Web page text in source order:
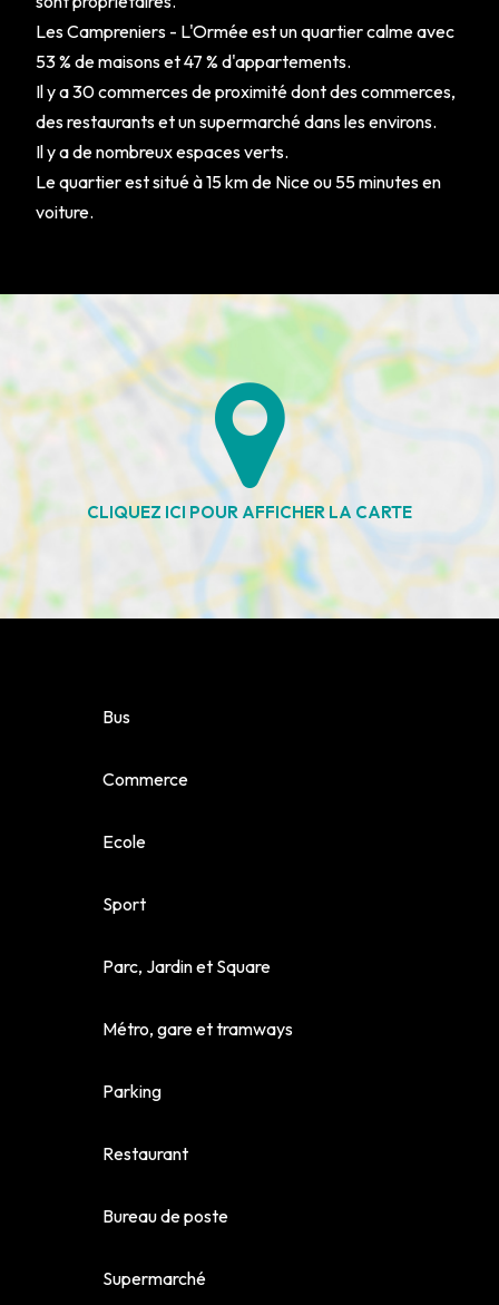
NOS AGENCES
LE GROUPE
Les Campreniers - L'Ormée est un quartier calme avec
53 % de maisons et 47 % d'appartements.
Il y a 30 commerces de proximité dont des commerces,
des restaurants et un supermarché dans les environs.
Il y a de nombreux espaces verts.
Le quartier est situé à 15 km de Nice ou 55 minutes en
voiture.
Bus
Commerce
Ecole
Sport
Parc, Jardin et Square
Métro, gare et tramways
Parking
Restaurant
Bureau de poste
Supermarché